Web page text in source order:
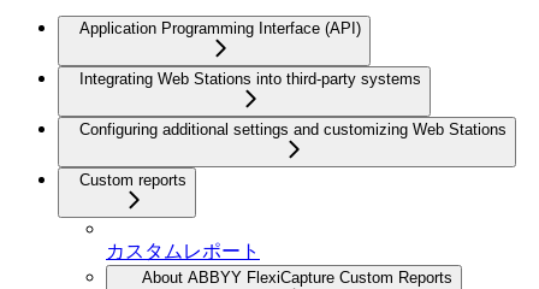
Application Programming Interface (API)
Integrating Web Stations into third-party systems
Configuring additional settings and customizing Web Stations
Custom reports
カスタムレポート
About ABBYY FlexiCapture Custom Reports